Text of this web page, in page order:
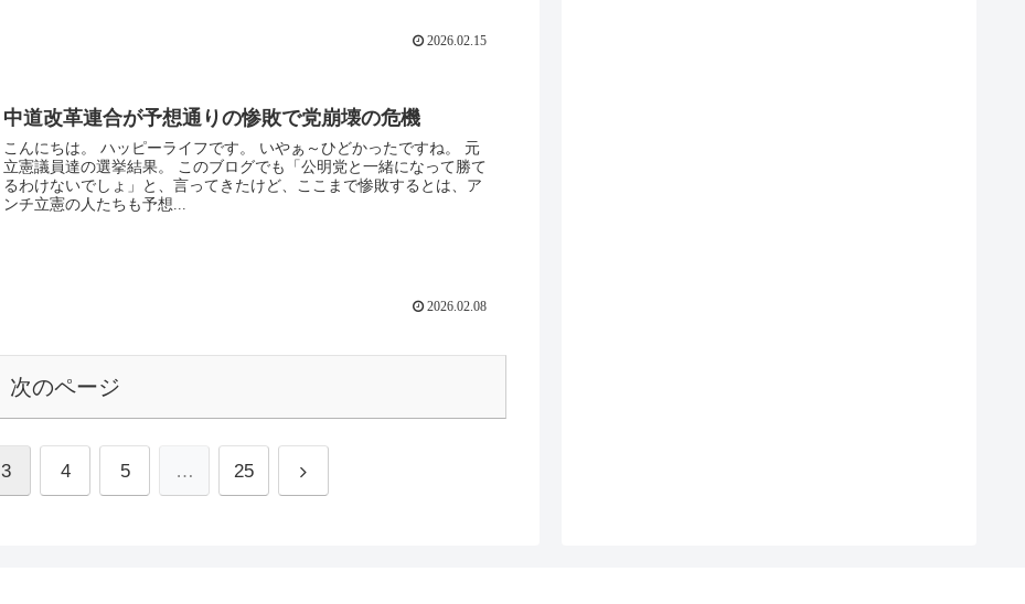
2026.02.15
中道改革連合が予想通りの惨敗で党崩壊の危機
こんにちは。 ハッピーライフです。 いやぁ～ひどかったですね。 元
立憲議員達の選挙結果。 このブログでも「公明党と一緒になって勝て
るわけないでしょ」と、言ってきたけど、ここまで惨敗するとは、ア
ンチ立憲の人たちも予想...
2026.02.08
次のページ
3 4 5 … 25